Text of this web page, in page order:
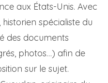
aux États-Unis. Avec
spécialiste du
des documents
photos…) afin de
sur le sujet.